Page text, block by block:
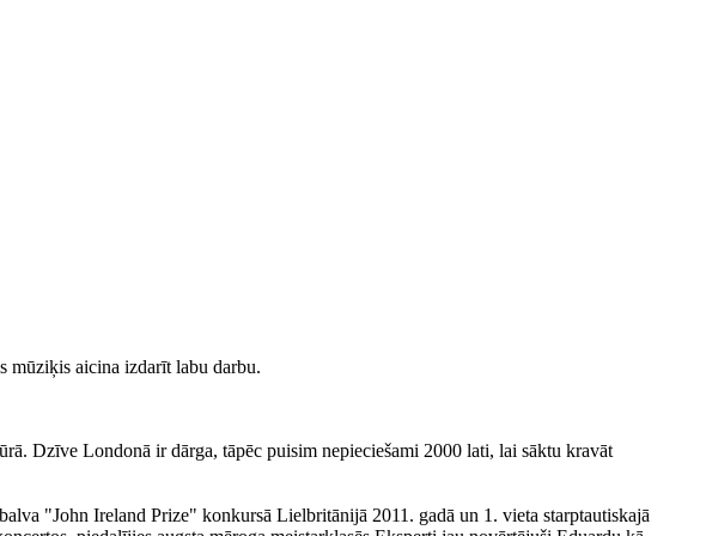
mūziķis aicina izdarīt labu darbu.
Dzīve Londonā ir dārga, tāpēc puisim nepieciešami 2000 lati, lai sāktu kravāt
"John Ireland Prize" konkursā Lielbritānijā 2011. gadā un 1. vieta starptautiskajā